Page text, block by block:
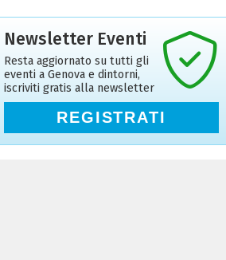
Newsletter Eventi
Resta aggiornato su tutti gli
eventi a Genova e dintorni,
iscriviti gratis alla newsletter
REGISTRATI